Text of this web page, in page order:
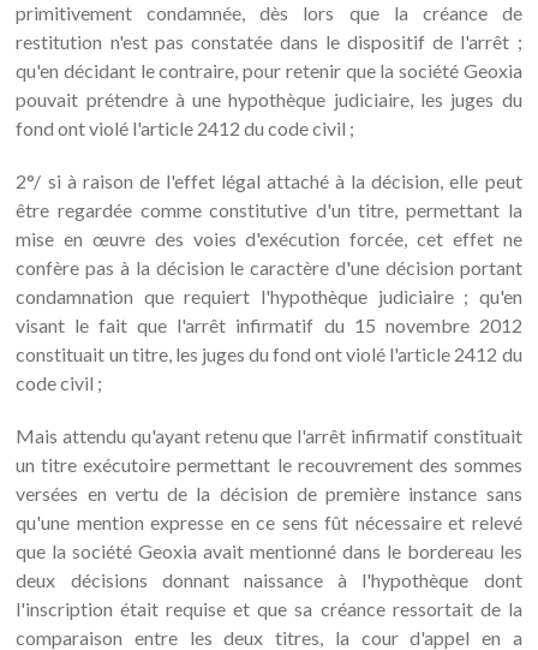
primitivement condamnée, dès lors que la créance de
restitution n'est pas constatée dans le dispositif de l'arrêt ;
qu'en décidant le contraire, pour retenir que la société Geoxia
pouvait prétendre à une hypothèque judiciaire, les juges du
fond ont violé l'article 2412 du code civil ;
2°/ si à raison de l'effet légal attaché à la décision, elle peut
être regardée comme constitutive d'un titre, permettant la
mise en œuvre des voies d'exécution forcée, cet effet ne
confère pas à la décision le caractère d'une décision portant
condamnation que requiert l'hypothèque judiciaire ; qu'en
visant le fait que l'arrêt infirmatif du 15 novembre 2012
constituait un titre, les juges du fond ont violé l'article 2412 du
code civil ;
Mais attendu qu'ayant retenu que l'arrêt infirmatif constituait
un titre exécutoire permettant le recouvrement des sommes
versées en vertu de la décision de première instance sans
qu'une mention expresse en ce sens fût nécessaire et relevé
que la société Geoxia avait mentionné dans le bordereau les
deux décisions donnant naissance à l'hypothèque dont
l'inscription était requise et que sa créance ressortait de la
comparaison entre les deux titres, la cour d'appel en a